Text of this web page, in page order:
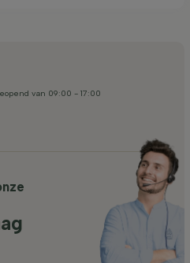
van 09:00 - 17:00